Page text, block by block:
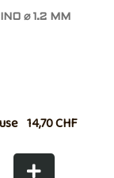
⌀ 1.2 MM
14,70 CHF